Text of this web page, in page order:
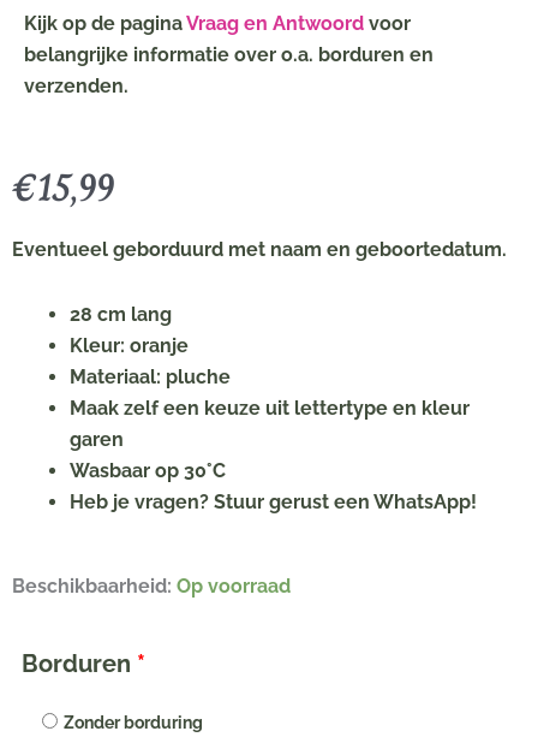
Kijk op de paginaVraag en Antwoord voor
belangrijke informatie over o.a. borduren en
verzenden.
€15,99
Eventueel geborduurd met naam en geboortedatum.
28 cm lang
Kleur: oranje
Materiaal: pluche
Maak zelf een keuze uit lettertype en kleur
garen
Wasbaar op 30°C
Heb je vragen? Stuur gerust een WhatsApp!
Beschikbaarheid: Op voorraad
Borduren *
Zonder borduring
Happy
Richie
met